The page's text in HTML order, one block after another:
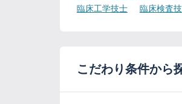
臨床工学技士
臨床検査
こだわり条件から